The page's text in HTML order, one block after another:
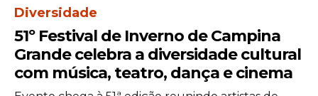
Diversidade
51º Festival de Inverno de Campina
Grande celebra a diversidade cultural
com música, teatro, dança e cinema